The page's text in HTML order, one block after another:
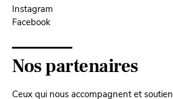
Instagram
Facebook
Nos partenaires
Ceux qui nous accompagnent et